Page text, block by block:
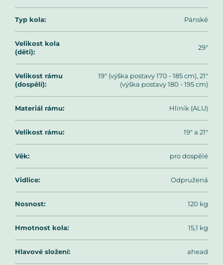
Typ kola: Pánské
Velikost kola
(děti):
29"
Velikost rámu
(dospělí):
19" (výška postavy 170 - 185 cm), 21"
(výška postavy 180 - 195 cm)
Materiál rámu: Hliník (ALU)
Velikost rámu: 19" a 21"
Věk: pro dospělé
Vidlice: Odpružená
Nosnost: 120 kg
Hmotnost kola: 15,1 kg
Hlavové složení: ahead